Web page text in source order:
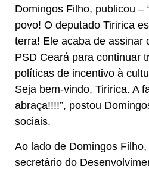
Domingos Filho, publicou –
povo! O deputado Tiririca
terra! Ele acaba de assinar
PSD Ceará para continuar
políticas de incentivo à
Seja bem-vindo, Tiririca. A
abraça!!!!”, postou
sociais.
Ao lado de Domingos
secretário do